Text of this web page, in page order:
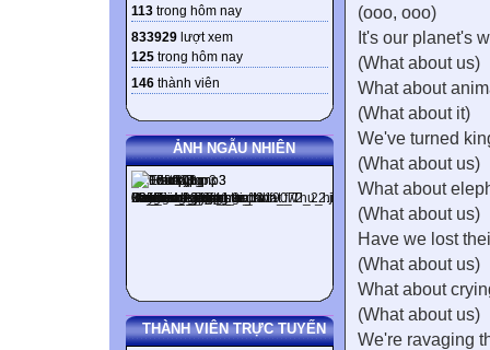
113 trong hôm nay
833929 lượt xem
125 trong hôm nay
146 thành viên
ẢNH NGẪU NHIÊN
THÀNH VIÊN TRỰC TUYẾN
(ooo, ooo)
It's our planet's
(What about us)
What about
(What about it)
We've turned
(What about us)
What about
(What about us)
Have we lost
(What about us)
What about
(What about us)
We're ravaging